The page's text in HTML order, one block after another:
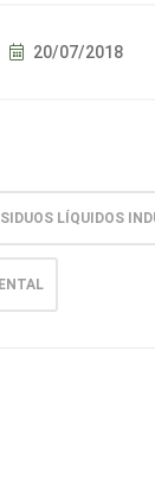
20/07/2018
LÍQUIDOS